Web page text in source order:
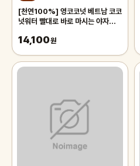
[천연100%] 영코코넛 베트남 코코
넛워터 빨대로 바로 마시는 야자열매
(2과입)
14,100원